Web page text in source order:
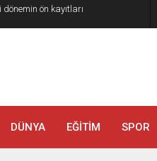
DÜNYA EĞİTİM SPOR